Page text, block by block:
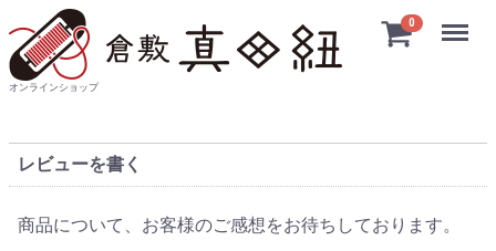
オンラインショップ
0 Menu
レビューを書く
商品について、お客様のご感想をお待ちしております。